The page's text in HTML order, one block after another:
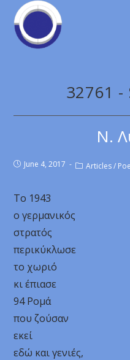
32761 -
Ν.
June 4, 2017 Articles /
To 1943
ο γερμανικός
στρατός
περικύκλωσε
το χωριό
κι έπιασε
94 Ρομά
που ζούσαν
εκεί
εδώ και γενιές,